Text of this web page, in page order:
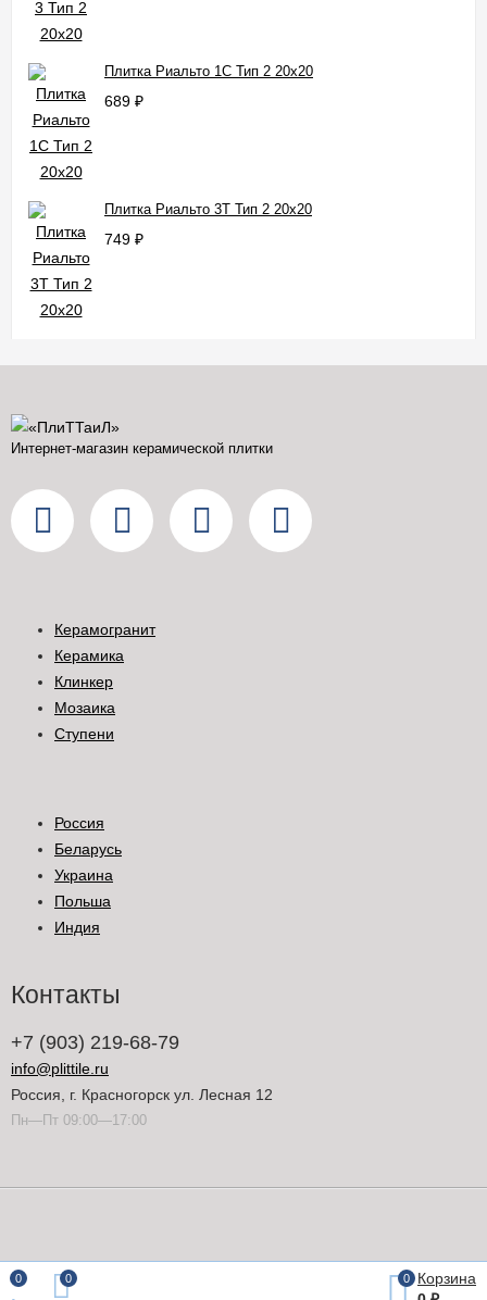
Плитка Риальто 1С Тип 2 20x20
689 ₽
Плитка Риальто 3Т Тип 2 20x20
749 ₽
Интернет-магазин керамической плитки
Керамогранит
Керамика
Клинкер
Мозаика
Ступени
Россия
Беларусь
Украина
Польша
Индия
Контакты
+7 (903) 219-68-79
info@plittile.ru
Россия, г. Красногорск ул. Лесная 12
Пн—Пт 09:00—17:00
0 0 0
Корзина